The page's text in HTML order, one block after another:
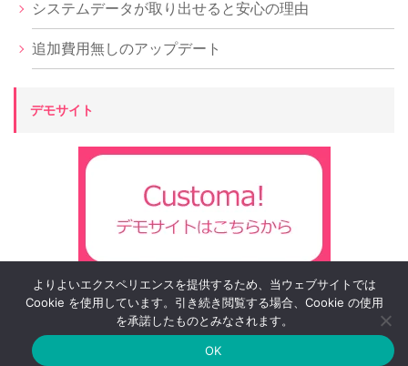
システムデータが取り出せると安心の理由
追加費用無しのアップデート
デモサイト
よりよいエクスペリエンスを提供するため、当ウェブサイトでは
Cookie を使用しています。引き続き閲覧する場合、Cookie の使用
を承諾したものとみなされます。
OK